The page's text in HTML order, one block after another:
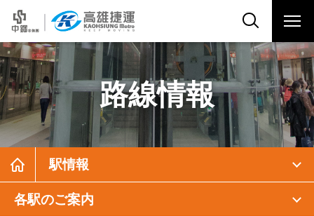
路線情報
駅情報
各駅のご案内